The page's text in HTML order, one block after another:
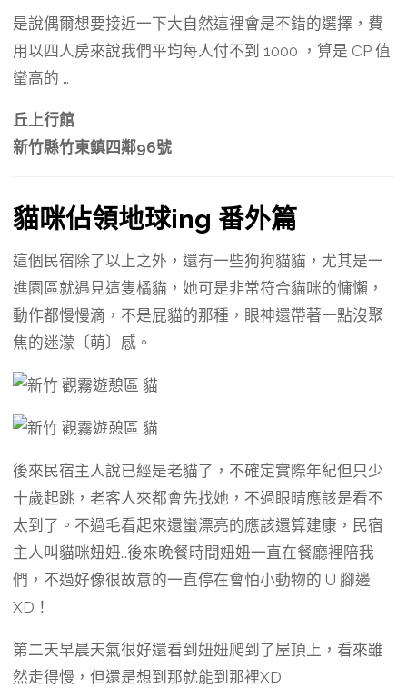
是說偶爾想要接近一下大自然這裡會是不錯的選擇，費
用以四人房來說我們平均每人付不到 1000 ，算是 CP 值
蠻高的 …
丘上行館
新竹縣竹東鎮四鄰96號
貓咪佔領地球ing 番外篇
這個民宿除了以上之外，還有一些狗狗貓貓，尤其是一
進園區就遇見這隻橘貓，她可是非常符合貓咪的慵懶，
動作都慢慢滴，不是屁貓的那種，眼神還帶著一點沒聚
焦的迷濛〔萌〕感。
後來民宿主人說已經是老貓了，不確定實際年紀但只少
十歲起跳，老客人來都會先找她，不過眼晴應該是看不
太到了。不過毛看起來還蠻漂亮的應該還算建康，民宿
主人叫貓咪妞妞…後來晚餐時間妞妞一直在餐廳裡陪我
們，不過好像很故意的一直停在會怕小動物的 U 腳邊
XD！
第二天早晨天氣很好還看到妞妞爬到了屋頂上，看來雖
然走得慢，但還是想到那就能到那裡XD